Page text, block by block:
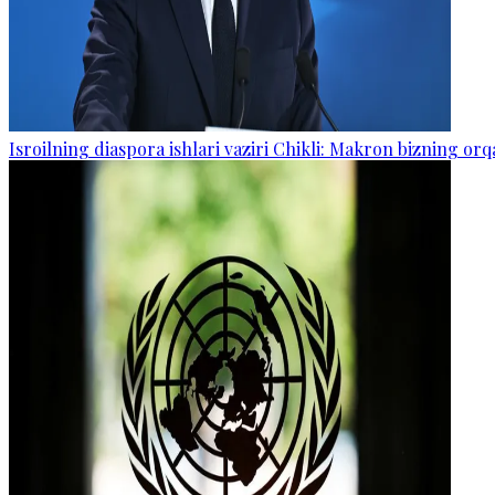
Isroilning diaspora ishlari vaziri Chikli: Makron bizning